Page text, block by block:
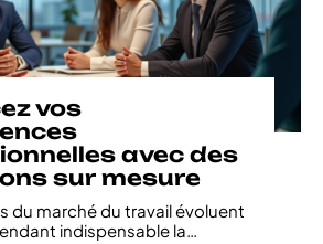
vos
avec des
sur mesure
du marché du travail évoluent
indispensable la…